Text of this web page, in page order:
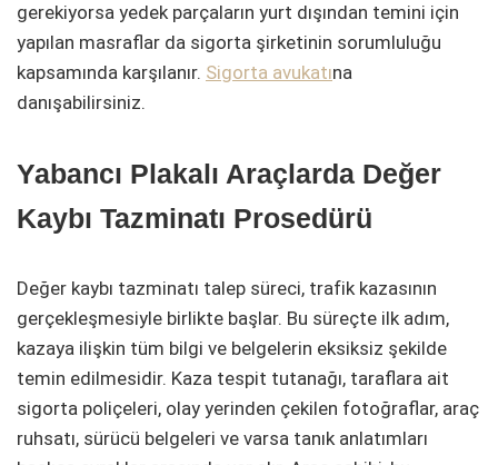
gerekiyorsa yedek parçaların yurt dışından temini için
yapılan masraflar da sigorta şirketinin sorumluluğu
kapsamında karşılanır. Sigorta avukatına
danışabilirsiniz.
Yabancı Plakalı Araçlarda Değer
Kaybı Tazminatı Prosedürü
Değer kaybı tazminatı talep süreci, trafik kazasının
gerçekleşmesiyle birlikte başlar. Bu süreçte ilk adım,
kazaya ilişkin tüm bilgi ve belgelerin eksiksiz şekilde
temin edilmesidir. Kaza tespit tutanağı, taraflara ait
sigorta poliçeleri, olay yerinden çekilen fotoğraflar, araç
ruhsatı, sürücü belgeleri ve varsa tanık anlatımları